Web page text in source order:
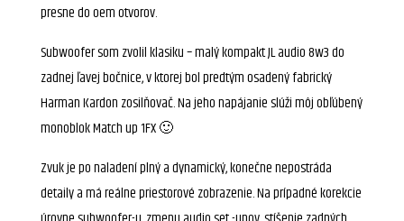
presne do oem otvorov.
Subwoofer som zvolil klasiku – malý kompakt JL audio 8w3 do
zadnej ľavej bočnice, v ktorej bol predtým osadený fabrický
Harman Kardon zosilňovač. Na jeho napájanie slúži môj obľúbený
monoblok Match up 1FX 🙂
Zvuk je po naladení plný a dynamický, konečne nepostráda
detaily a má reálne priestorové zobrazenie. Na prípadné korekcie